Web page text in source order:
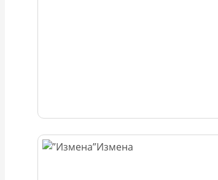
Измена